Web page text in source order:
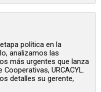
política en la
analizamos las
más urgentes que lanza
Cooperativas, URCACYL.
detalles su gerente,